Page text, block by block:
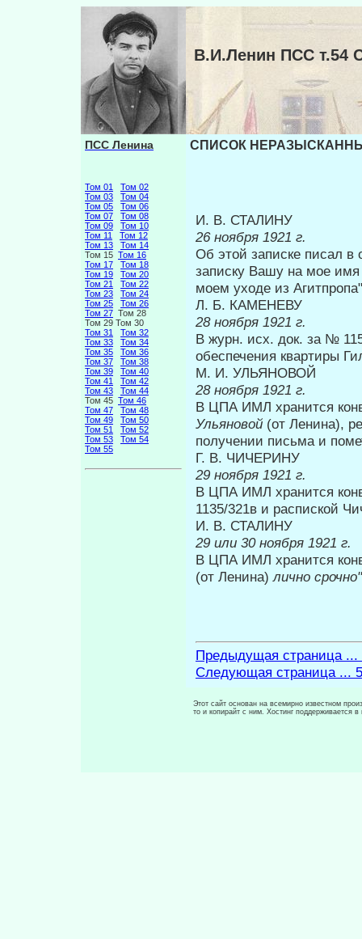
В.И.Ленин ПСС
ПСС Ленина
Том 01
Том 02
Том 03
Том 04
Том 05
Том 06
Том 07
Том 08
Том 09
Том 10
Том 11
Том 12
Том 13
Том 14
Том 15 Том 16
Том 17
Том 18
Том 19
Том 20
Том 21
Том 22
Том 23
Том 24
Том 25
Том 26
Том 27 Том 28
Том 29 Том 30
Том 31
Том 32
Том 33
Том 34
Том 35
Том 36
Том 37
Том 38
Том 39
Том 40
Том 41
Том 42
Том 43
Том 44
Том 45 Том 46
Том 47
Том 48
Том 49
Том 50
Том 51
Том 52
Том 53
Том 54
Том 55
СПИСОК
И. В. СТАЛИНУ
26 ноября 1921 г.
Об этой записке писал
записку Вашу на мое
моем уходе из
Л. Б. КАМЕНЕВУ
28 ноября 1921 г.
В журн. исх. док. за №
обеспечения квартиры
М. И. УЛЬЯНОВОЙ
28 ноября 1921 г.
В ЦПА ИМЛ хранится
Ульяновой (от Лени­на),
получении письма и
Г. В. ЧИЧЕРИНУ
29 ноября 1921 г.
В ЦПА ИМЛ хранится
1135/321в и распиской
И. В. СТАЛИНУ
29 или 30 ноября 1921 г.
В ЦПА ИМЛ хранится
(от Ленина)лично
Предыдущая страница ...
Следующая страница ...
Этот сайт основан на всемирно известном
то и копирайт с ним. Хостинг поддерживается